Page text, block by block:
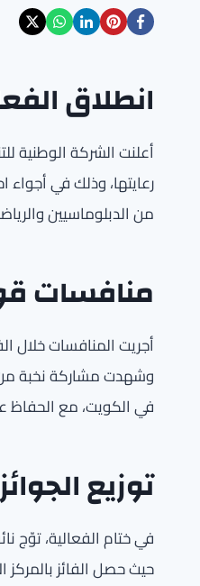
انطلاق
رعايتها، وذلك في
من الدبلوماسيين
منافسات
وشهدت مشاركة نخبة من
في الكويت، مع الحفاظ
توزيع
في ختام الفعالية، توّج